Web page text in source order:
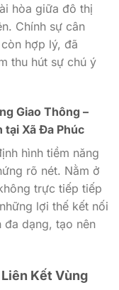
hòa giữa đô thị
Chính sự cân
hợp lý, đã
thu hút sự chú ý
Giao Thông –
tại Xã Đa Phúc
hình tiềm năng
rõ nét. Nằm ở
trực tiếp tiếp
lợi thế kết nối
đa dạng, tạo nên
Kết Vùng